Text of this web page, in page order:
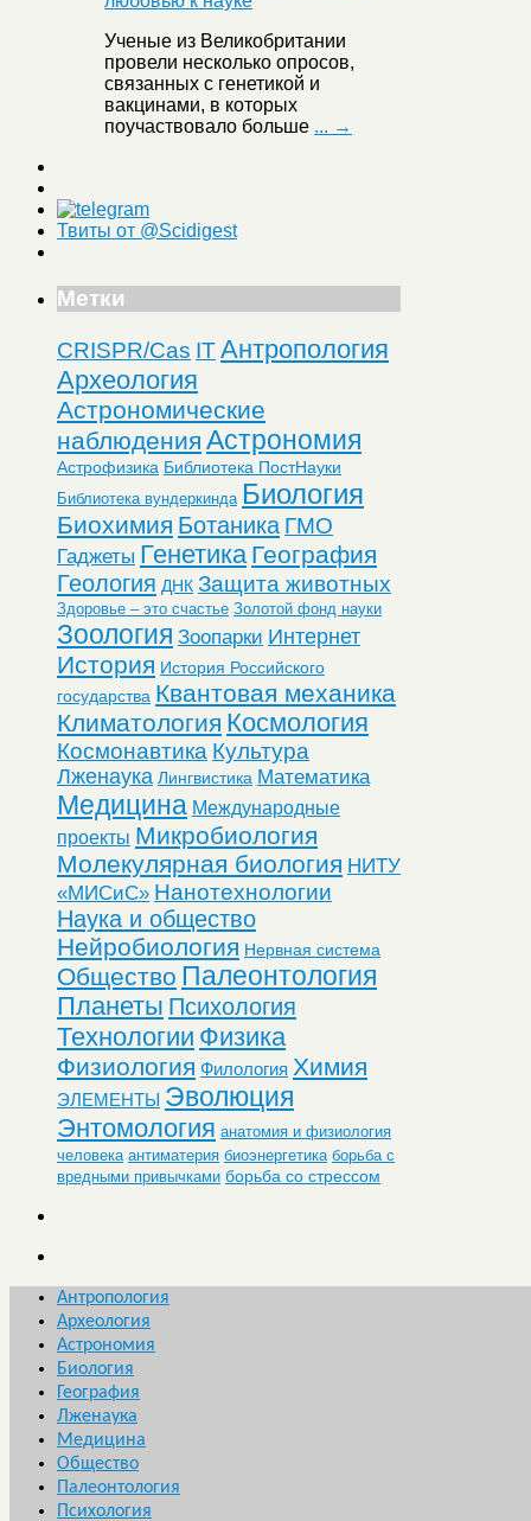
Ученые из Великобритании
провели несколько опросов,
связанных с генетикой и
вакцинами, в которых
поучаствовало больше ... →
Твиты от @Scidigest
Метки
CRISPR/Cas ITАнтропология
Археология
Астрономические
наблюдения Астрономия
Астрофизика Библиотека ПостНауки
Библиотека вундеркинда Биология
Биохимия Ботаника ГМО
Гаджеты Генетика География
Геология ДНК Защита животных
Здоровье – это счастье Золотой фонд науки
Зоология Зоопарки Интернет
История История Российского
государства Квантовая механика
Климатология Космология
Космонавтика Культура
Лженаука Лингвистика Математика
Медицина Международные
проекты Микробиология
Молекулярная биология НИТУ
«МИСиС» Нанотехнологии
Наука и общество
Нейробиология Нервная система
Общество Палеонтология
Планеты Психология
Технологии Физика
Физиология Филология Химия
ЭЛЕМЕНТЫ Эволюция
Энтомология анатомия и физиология
человека антиматерия биоэнергетика борьба с
вредными привычками борьба со стрессом
Антропология
Археология
Астрономия
Биология
География
Лженаука
Медицина
Общество
Палеонтология
Психология